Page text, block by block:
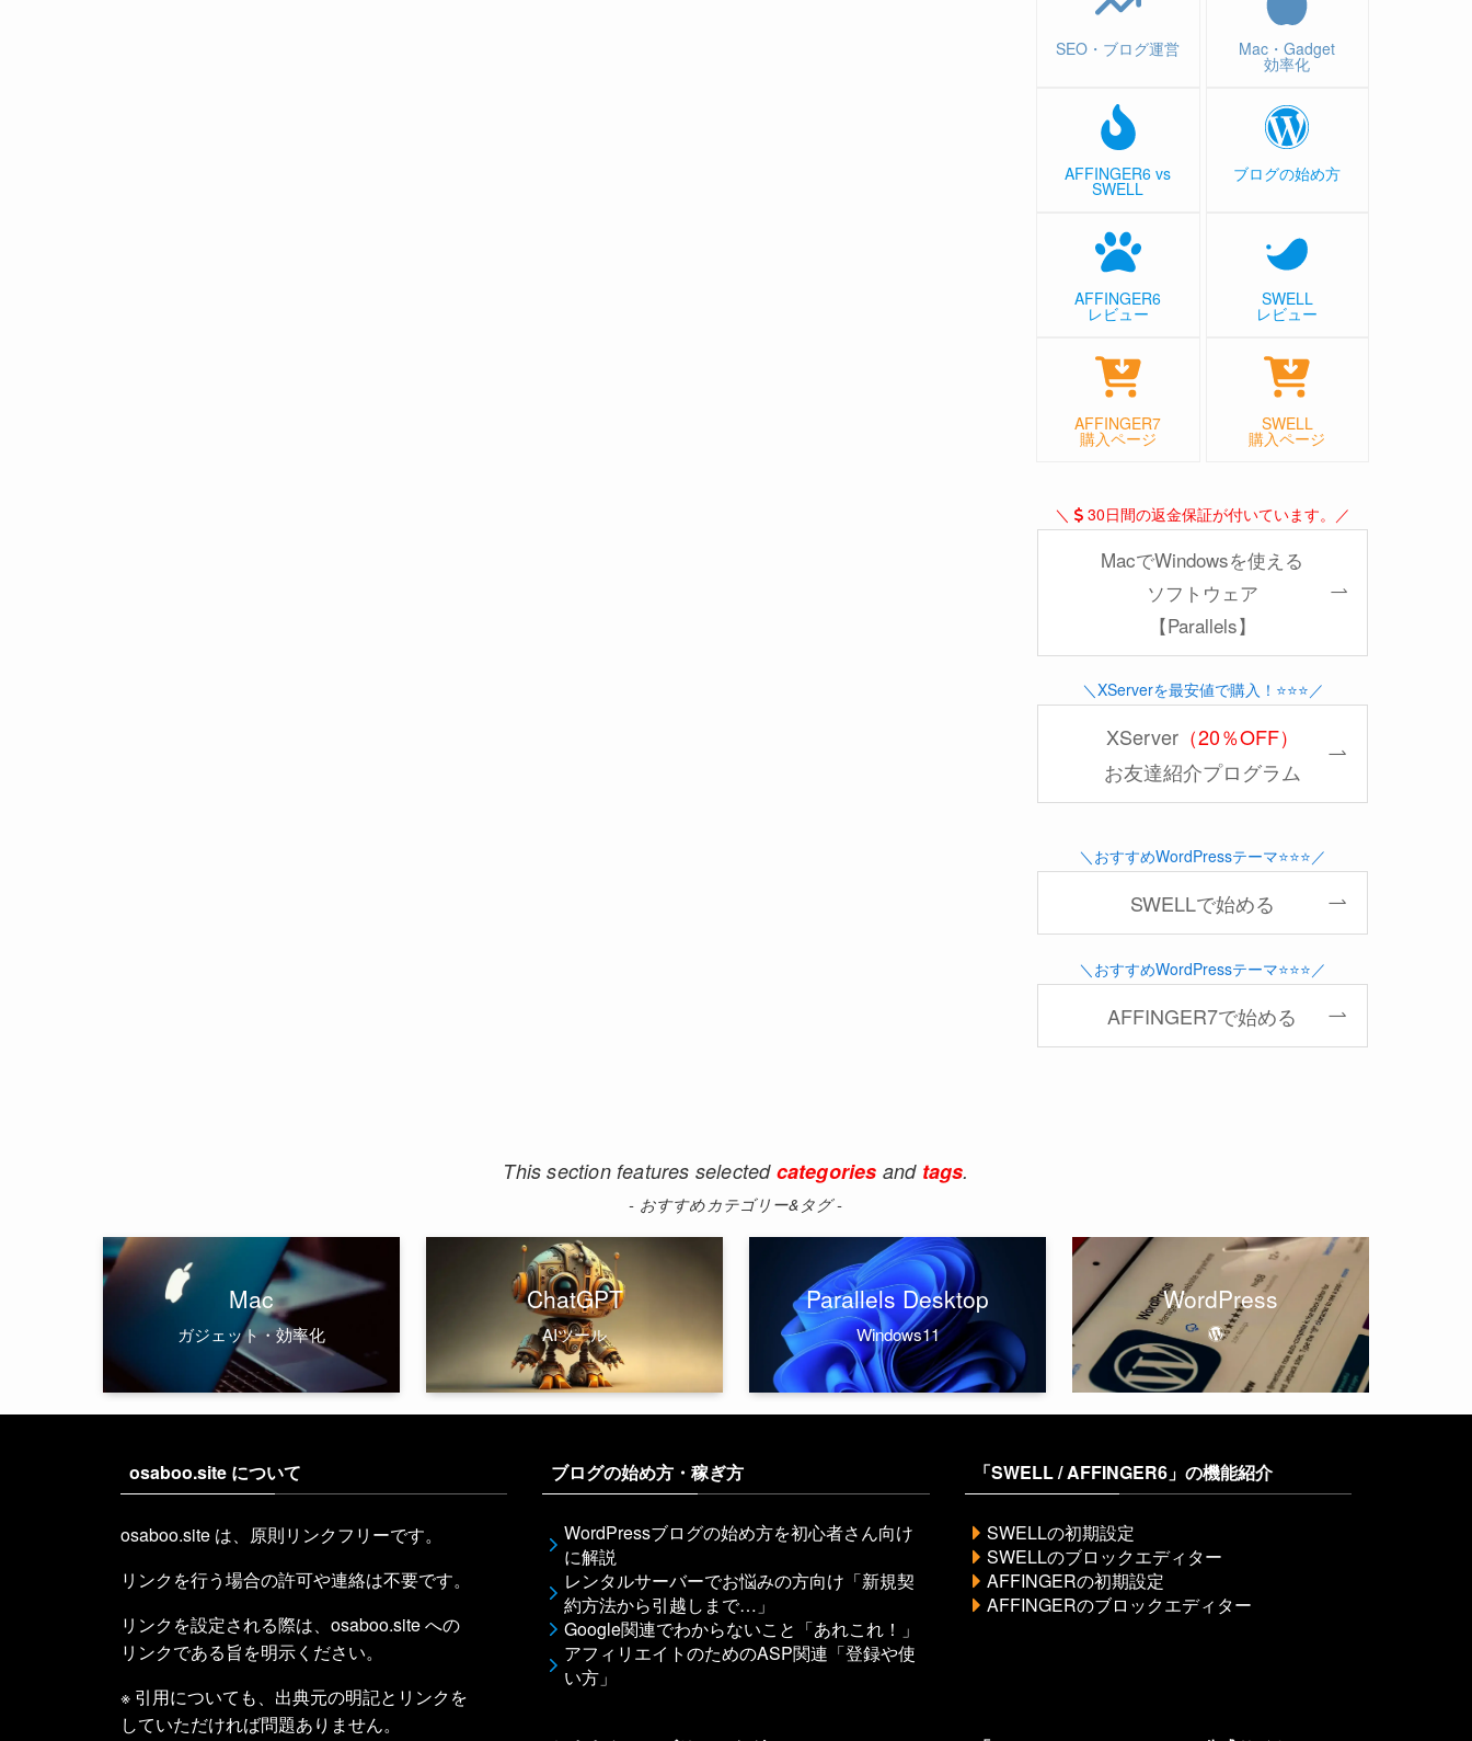
SEO・ブログ運営 Mac・Gadget
効率化
AFFINGER6 vs
SWELL
ブログの始め方
AFFINGER6
レビュー
SWELL
レビュー
AFFINGER7
購入ページ
SWELL
購入ページ
＼ 30日間の返金保証が付いています。／
MacでWindowsを使える
ソフトウェア
【Parallels】
＼XServerを最安値で購入！⭐️⭐️⭐️／
XServer（20％OFF）
お友達紹介プログラム
＼おすすめWordPressテーマ⭐️⭐️⭐️／
SWELLで始める
＼おすすめWordPressテーマ⭐️⭐️⭐️／
AFFINGER7で始める
This section features selected categories and tags.
- おすすめカテゴリー&タグ -
Mac
ガジェット・効率化
ChatGPT
AIツール
Parallels Desktop
Windows11
WordPress
osaboo.site について
osaboo.site は、原則リンクフリーです。
リンクを行う場合の許可や連絡は不要です。
リンクを設定される際は、osaboo.site への
リンクである旨を明示ください。
※ 引用についても、出典元の明記とリンクを
していただければ問題ありません。
ブログの始め方・稼ぎ方
WordPressブログの始め方を初心者さん向け
に解説
レンタルサーバーでお悩みの方向け「新規契
約方法から引越しまで…」
Google関連でわからないこと「あれこれ！」
アフィリエイトのためのASP関連「登録や使
い方」
「SWELL / AFFINGER6」の機能紹介
SWELLの初期設定
SWELLのブロックエディター
AFFINGERの初期設定
AFFINGERのブロックエディター